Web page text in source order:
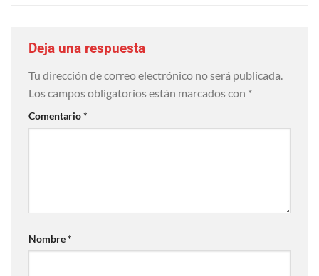
Deja una respuesta
Tu dirección de correo electrónico no será publicada.
Los campos obligatorios están marcados con *
Comentario*
Nombre*